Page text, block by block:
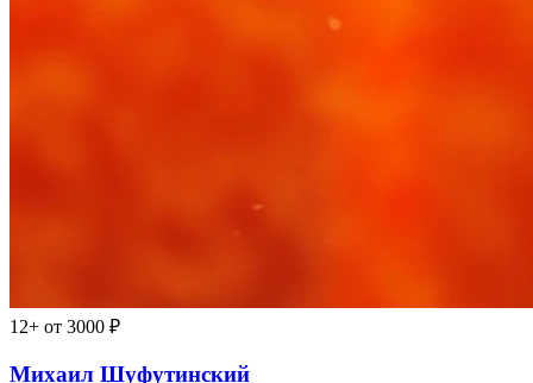
12+ от 3000 ₽
Михаил Шуфутинский